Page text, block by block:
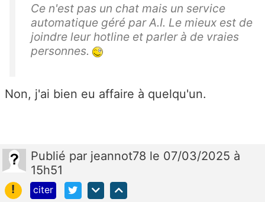
Ce n'est pas un chat mais un service
automatique géré par A.I. Le mieux est de
joindre leur hotline et parler à de vraies
personnes.
Non, j'ai bien eu affaire à quelqu'un.
Publié par jeannot78 le 07/03/2025 à
15h51
!
citer